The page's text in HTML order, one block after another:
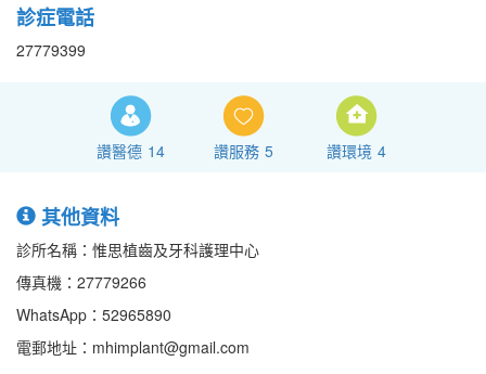
診症電話
27779399
讚醫德 14 讚服務 5 讚環境 4
其他資料
診所名稱：惟思植齒及牙科護理中心
傳真機：27779266
WhatsApp：52965890
電郵地址：mhimplant@gmail.com